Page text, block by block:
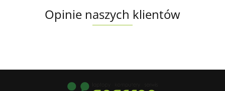
Opinie naszych klientów